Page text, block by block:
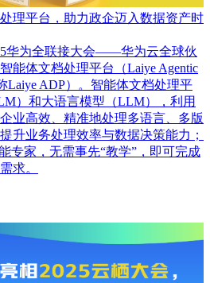
理平台，助力政企迈入数据资产时
华为全联接大会——华为云全球伙
能体文档处理平台（Laiye Agentic
Laiye ADP）。智能体文档处理平
）和大语言模型（LLM），利用
业高效、精准地处理多语言、多版
升业务处理效率与数据决策能力；
专家，无需事先“教学”，即可完成
求。